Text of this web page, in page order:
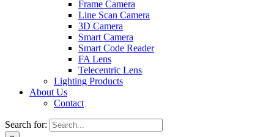
Frame Camera
Line Scan Camera
3D Camera
Smart Camera
Smart Code Reader
FA Lens
Telecentric Lens
Lighting Products
About Us
Contact
Search for: